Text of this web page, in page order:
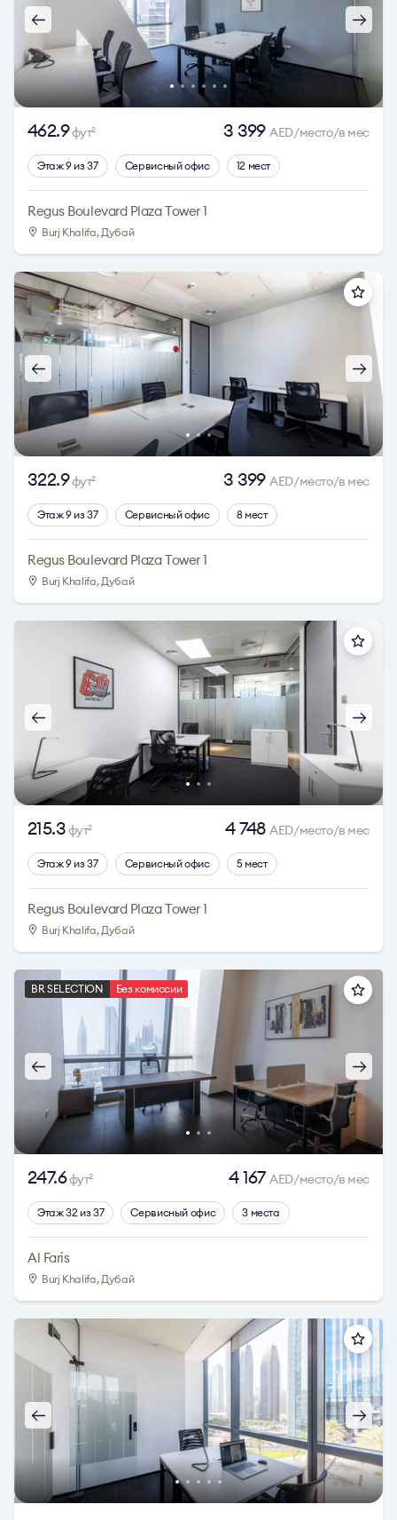
462.9фут2 3 399AED/место/в мес
Этаж 9 из 37 Сервисный офис 12 мест
Regus Boulevard Plaza Tower 1
Burj Khalifa, Дубай
322.9фут2 3 399AED/место/в мес
Этаж 9 из 37 Сервисный офис 8 мест
Regus Boulevard Plaza Tower 1
Burj Khalifa, Дубай
215.3фут2 4 748AED/место/в мес
Этаж 9 из 37 Сервисный офис 5 мест
Regus Boulevard Plaza Tower 1
Burj Khalifa, Дубай
BR SELECTION Без комиссии
247.6фут2 4 167AED/место/в мес
Этаж 32 из 37 Сервисный офис 3 места
Al Faris
Burj Khalifa, Дубай